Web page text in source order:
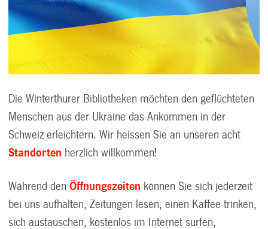
Die Winterthurer Bibliotheken möchten den geflüchteten
Menschen aus der Ukraine das Ankommen in der
Schweiz erleichtern. Wir heissen Sie an unseren acht
Standorten herzlich willkommen!
Während denÖffnungszeiten können Sie sich jederzeit
bei uns aufhalten, Zeitungen lesen, einen Kaffee trinken,
sich austauschen, kostenlos im Internet surfen,